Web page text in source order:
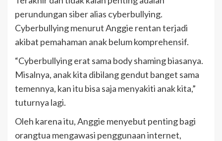
perundungan siber alias cyberbullying.
Cyberbullying menurut Anggie rentan terjadi
akibat pemahaman anak belum komprehensif.
“Cyberbullying erat sama body shaming biasanya.
Misalnya, anak kita dibilang gendut banget sama
temennya, kan itu bisa saja menyakiti anak kita,”
tuturnya lagi.
Oleh karena itu, Anggie menyebut penting bagi
orangtua mengawasi penggunaan internet,